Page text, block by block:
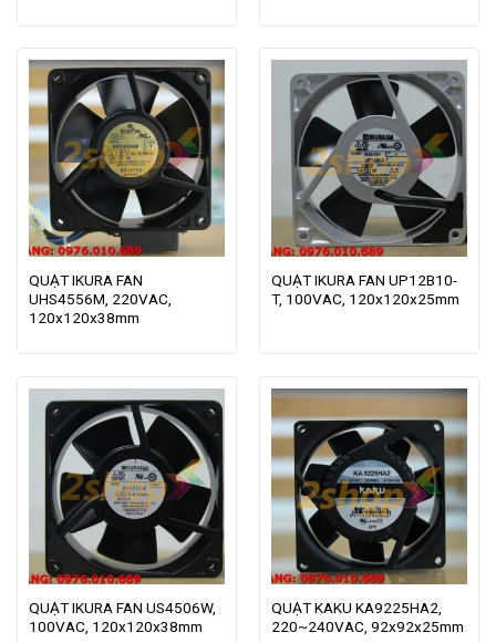
QUẠT IKURA FAN
UHS4556M, 220VAC,
120x120x38mm
QUẠT IKURA FAN UP12B10-
T, 100VAC, 120x120x25mm
QUẠT IKURA FAN US4506W,
100VAC, 120x120x38mm
QUẠT KAKU KA9225HA2,
220~240VAC, 92x92x25mm